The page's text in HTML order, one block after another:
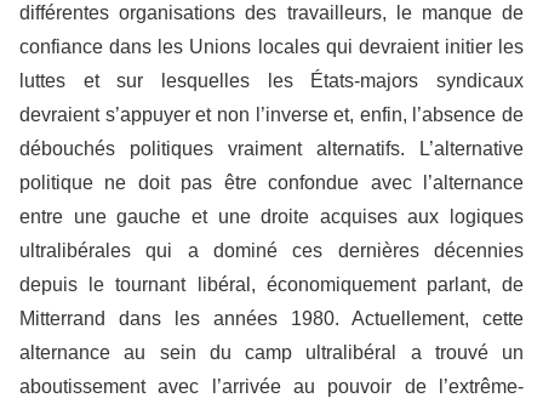
différentes organisations des travailleurs, le manque de
confiance dans les Unions locales qui devraient initier les
luttes et sur lesquelles les États-majors syndicaux
devraient s’appuyer et non l’inverse et, enfin, l’absence de
débouchés politiques vraiment alternatifs. L’alternative
politique ne doit pas être confondue avec l’alternance
entre une gauche et une droite acquises aux logiques
ultralibérales qui a dominé ces dernières décennies
depuis le tournant libéral, économiquement parlant, de
Mitterrand dans les années 1980. Actuellement, cette
alternance au sein du camp ultralibéral a trouvé un
aboutissement avec l’arrivée au pouvoir de l’extrême-